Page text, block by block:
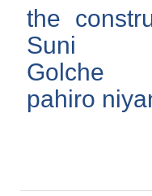
the
Suni
Golche
pahiro